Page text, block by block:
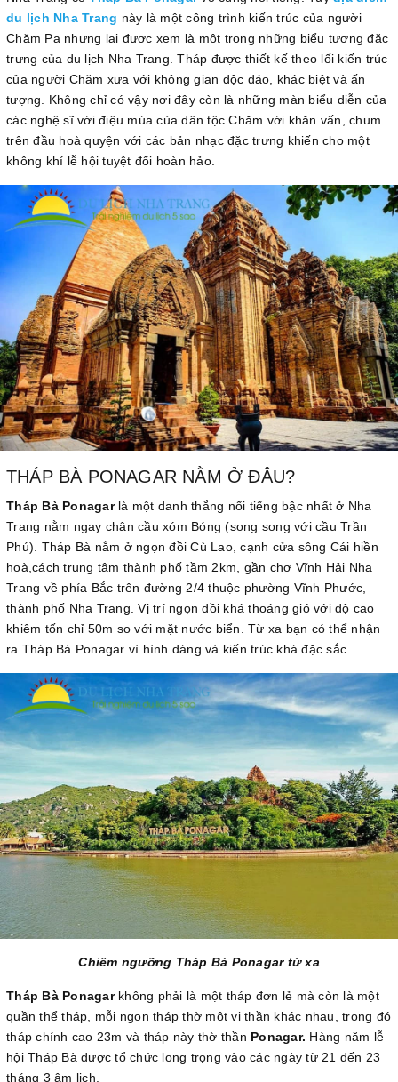
du lịch Nha Trang này là một công trình kiến trúc của người
Chăm Pa nhưng lại được xem là một trong những biểu tượng đặc
trưng của du lịch Nha Trang. Tháp được thiết kế theo lối kiến trúc
của người Chăm xưa với không gian độc đáo, khác biệt và ấn
tượng. Không chỉ có vậy nơi đây còn là những màn biểu diễn của
các nghệ sĩ với điệu múa của dân tộc Chăm với khăn vấn, chum
trên đầu hoà quyện với các bản nhạc đặc trưng khiến cho một
không khí lễ hội tuyệt đối hoàn hảo.
THÁP BÀ PONAGAR NẰM Ở ĐÂU?
Tháp Bà Ponagarlà một danh thắng nổi tiếng bậc nhất ở Nha
Trang nằm ngay chân cầu xóm Bóng (song song với cầu Trần
Phú). Tháp Bà nằm ở ngọn đồi Cù Lao, cạnh cửa sông Cái hiền
hoà,cách trung tâm thành phố tầm 2km, gần chợ Vĩnh Hải Nha
Trang về phía Bắc trên đường 2/4 thuộc phường Vĩnh Phước,
thành phố Nha Trang. Vị trí ngọn đồi khá thoáng gió với độ cao
khiêm tốn chỉ 50m so với mặt nước biển. Từ xa bạn có thể nhận
ra Tháp Bà Ponagar vì hình dáng và kiến trúc khá đặc sắc.
Chiêm ngưỡng Tháp Bà Ponagar từ xa
Tháp Bà Ponagarkhông phải là một tháp đơn lẻ mà còn là một
quần thể tháp, mỗi ngọn tháp thờ một vị thần khác nhau, trong đó
tháp chính cao 23m và tháp này thờ thần Ponagar. Hàng năm lễ
hội Tháp Bà được tổ chức long trọng vào các ngày từ 21 đến 23
tháng 3 âm lịch.